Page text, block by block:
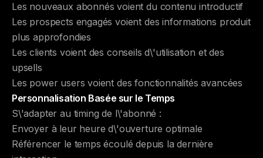
Les nouveaux abonnés voient du contenu introductif
Les prospects engagés voient des informations produit
plus approfondies
Les clients voient des conseils d\'utilisation et des
upsells
Les power users voient des fonctionnalités avancées
Personnalisation Basée sur le Temps
S\'adapter au timing de l\'abonné :
Envoyer à leur heure d\'ouverture optimale
Référencer le temps écoulé depuis la dernière